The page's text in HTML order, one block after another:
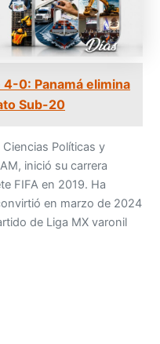
0: Panamá elimina
Sub-20
Políticas y
inició su carrera
FIFA en 2019. Ha
en marzo de 2024
de Liga MX varonil